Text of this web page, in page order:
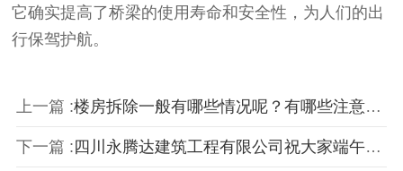
它确实提高了桥梁的使用寿命和安全性，为人们的出
行保驾护航。
上一篇 :楼房拆除一般有哪些情况呢？有哪些注意事项呢？
下一篇 :四川永腾达建筑工程有限公司祝大家端午节快乐